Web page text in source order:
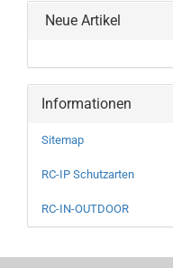
Neue Artikel
Informationen
Sitemap
RC-IP Schutzarten
RC-IN-OUTDOOR